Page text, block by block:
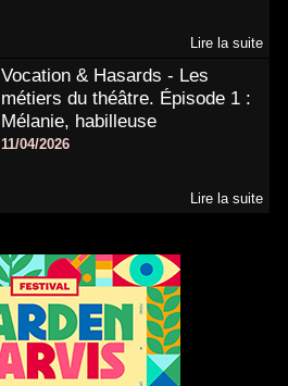
Lire la suite
Vocation & Hasards - Les
métiers du théâtre. Épisode 1 :
Mélanie, habilleuse
11/04/2026
Lire la suite